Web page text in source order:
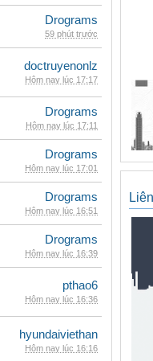
Drograms
59 phút trước
doctruyenonlz
Hôm nay lúc 17:17
Drograms
Hôm nay lúc 17:11
Drograms
Hôm nay lúc 17:01
Drograms
Hôm nay lúc 16:51
Drograms
Hôm nay lúc 16:39
pthao6
Hôm nay lúc 16:36
hyundaiviethan
Hôm nay lúc 16:16